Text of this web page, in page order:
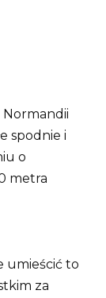
Normandii
spodnie i
o
metra
umieścić to
za